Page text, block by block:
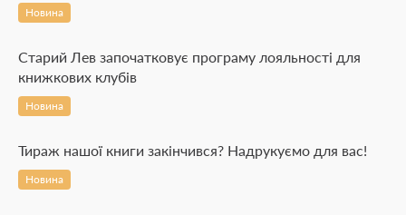
Новина
Старий Лев започатковує програму лояльності для
книжкових клубів
Новина
Тираж нашої книги закінчився? Надрукуємо для вас!
Новина